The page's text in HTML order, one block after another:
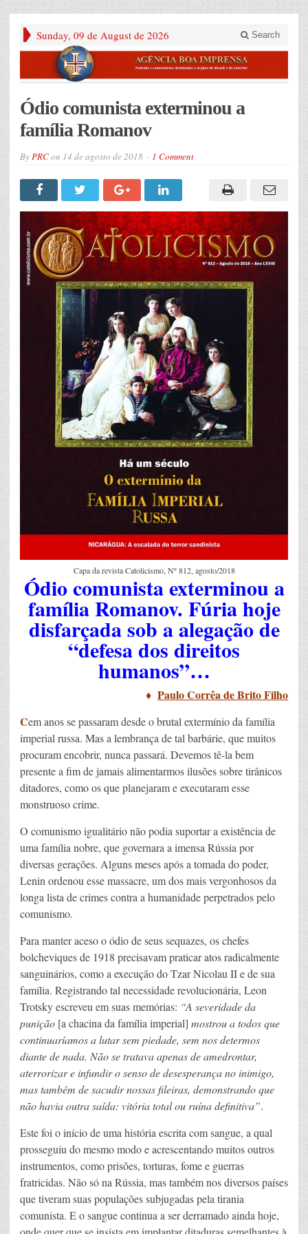
Sunday, 09 de August de 2026 Search
Ódio comunista exterminou a
família Romanov
ByPRCon 14 de agosto de 2018 1 Comment
Capa da revista Catolicismo, Nº 812, agosto/2018
Ódio comunista exterminou a
família Romanov. Fúria hoje
disfarçada sob a alegação de
“defesa dos direitos
humanos”…
♦ Paulo Corrêa de Brito Filho
Cem anos se passaram desde o brutal extermínio da família
imperial russa. Mas a lembrança de tal barbárie, que muitos
procuram encobrir, nunca passará. Devemos tê-la bem
presente a fim de jamais alimentarmos ilusões sobre tirânicos
ditadores, como os que planejaram e executaram esse
monstruoso crime.
O comunismo igualitário não podia suportar a existência de
uma família nobre, que governara a imensa Rússia por
diversas gerações. Alguns meses após a tomada do poder,
Lenin ordenou esse massacre, um dos mais vergonhosos da
longa lista de crimes contra a humanidade perpetrados pelo
comunismo.
Para manter aceso o ódio de seus sequazes, os chefes
bolcheviques de 1918 precisavam praticar atos radicalmente
sanguinários, como a execução do Tzar Nicolau II e de sua
família. Registrando tal necessidade revolucionária, Leon
Trotsky escreveu em suas memórias: “A severidade da
punição [a chacina da família imperial] mostrou a todos que
continuaríamos a lutar sem piedade, sem nos determos
diante de nada. Não se tratava apenas de amedrontar,
aterrorizar e infundir o senso de desesperança no inimigo,
mas também de sacudir nossas fileiras, demonstrando que
não havia outra saída: vitória total ou ruína definitiva”.
Este foi o início de uma história escrita com sangue, a qual
prosseguiu do mesmo modo e acrescentando muitos outros
instrumentos, como prisões, torturas, fome e guerras
fratricidas. Não só na Rússia, mas também nos diversos países
que tiveram suas populações subjugadas pela tirania
comunista. E o sangue continua a ser derramado ainda hoje,